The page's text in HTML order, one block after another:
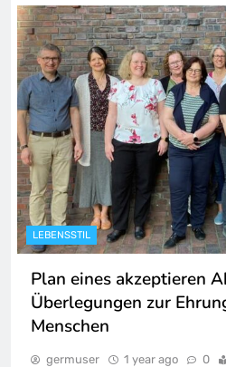
LEBENSSTIL
Plan eines akzeptieren
Überlegungen zur
Menschen
germuser 1 year ago 0